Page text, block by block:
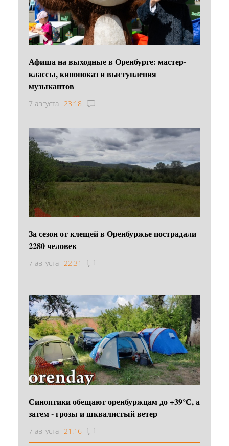
Афиша на выходные в Оренбурге: мастер-
классы, кинопоказ и выступления
музыкантов
7 августа 23:18
За сезон от клещей в Оренбуржье пострадали
2280 человек
7 августа 22:31
Синоптики обещают оренбуржцам до +39°С, а
затем - грозы и шквалистый ветер
7 августа 21:16